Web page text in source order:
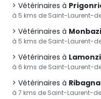
Vétérinaires à
à 5 kms de Saint-Laurent-
Vétérinaires à
à 5 kms de Saint-Laurent-
Vétérinaires à
à 6 kms de Saint-Laurent-
Vétérinaires à
à 7 kms de Saint-Laurent-